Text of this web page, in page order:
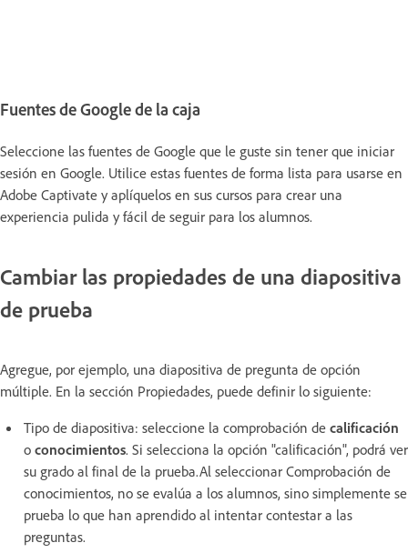
Fuentes de Google de la caja
Seleccione las fuentes de Google que le guste sin tener que iniciar
sesión en Google. Utilice estas fuentes de forma lista para usarse en
Adobe Captivate y aplíquelos en sus cursos para crear una
experiencia pulida y fácil de seguir para los alumnos.
Cambiar las propiedades de una diapositiva
de prueba
Agregue, por ejemplo, una diapositiva de pregunta de opción
múltiple. En la sección Propiedades, puede definir lo siguiente:
Tipo de diapositiva: seleccione la comprobación de calificación
o conocimientos. Si selecciona la opción "calificación", podrá ver
su grado al final de la prueba.Al seleccionar Comprobación de
conocimientos, no se evalúa a los alumnos, sino simplemente se
prueba lo que han aprendido al intentar contestar a las
preguntas.